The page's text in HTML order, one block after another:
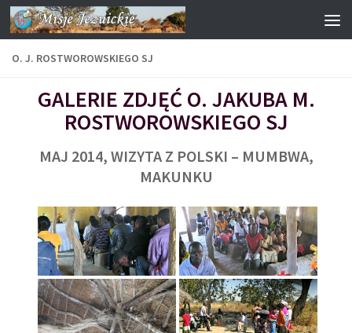
Przejdź do treści
O. J. ROSTWOROWSKIEGO SJ
GALERIE ZDJĘĆ O. JAKUBA M.
ROSTWOROWSKIEGO SJ
MAJ 2014, WIZYTA Z POLSKI – MUMBWA,
MAKUNKU